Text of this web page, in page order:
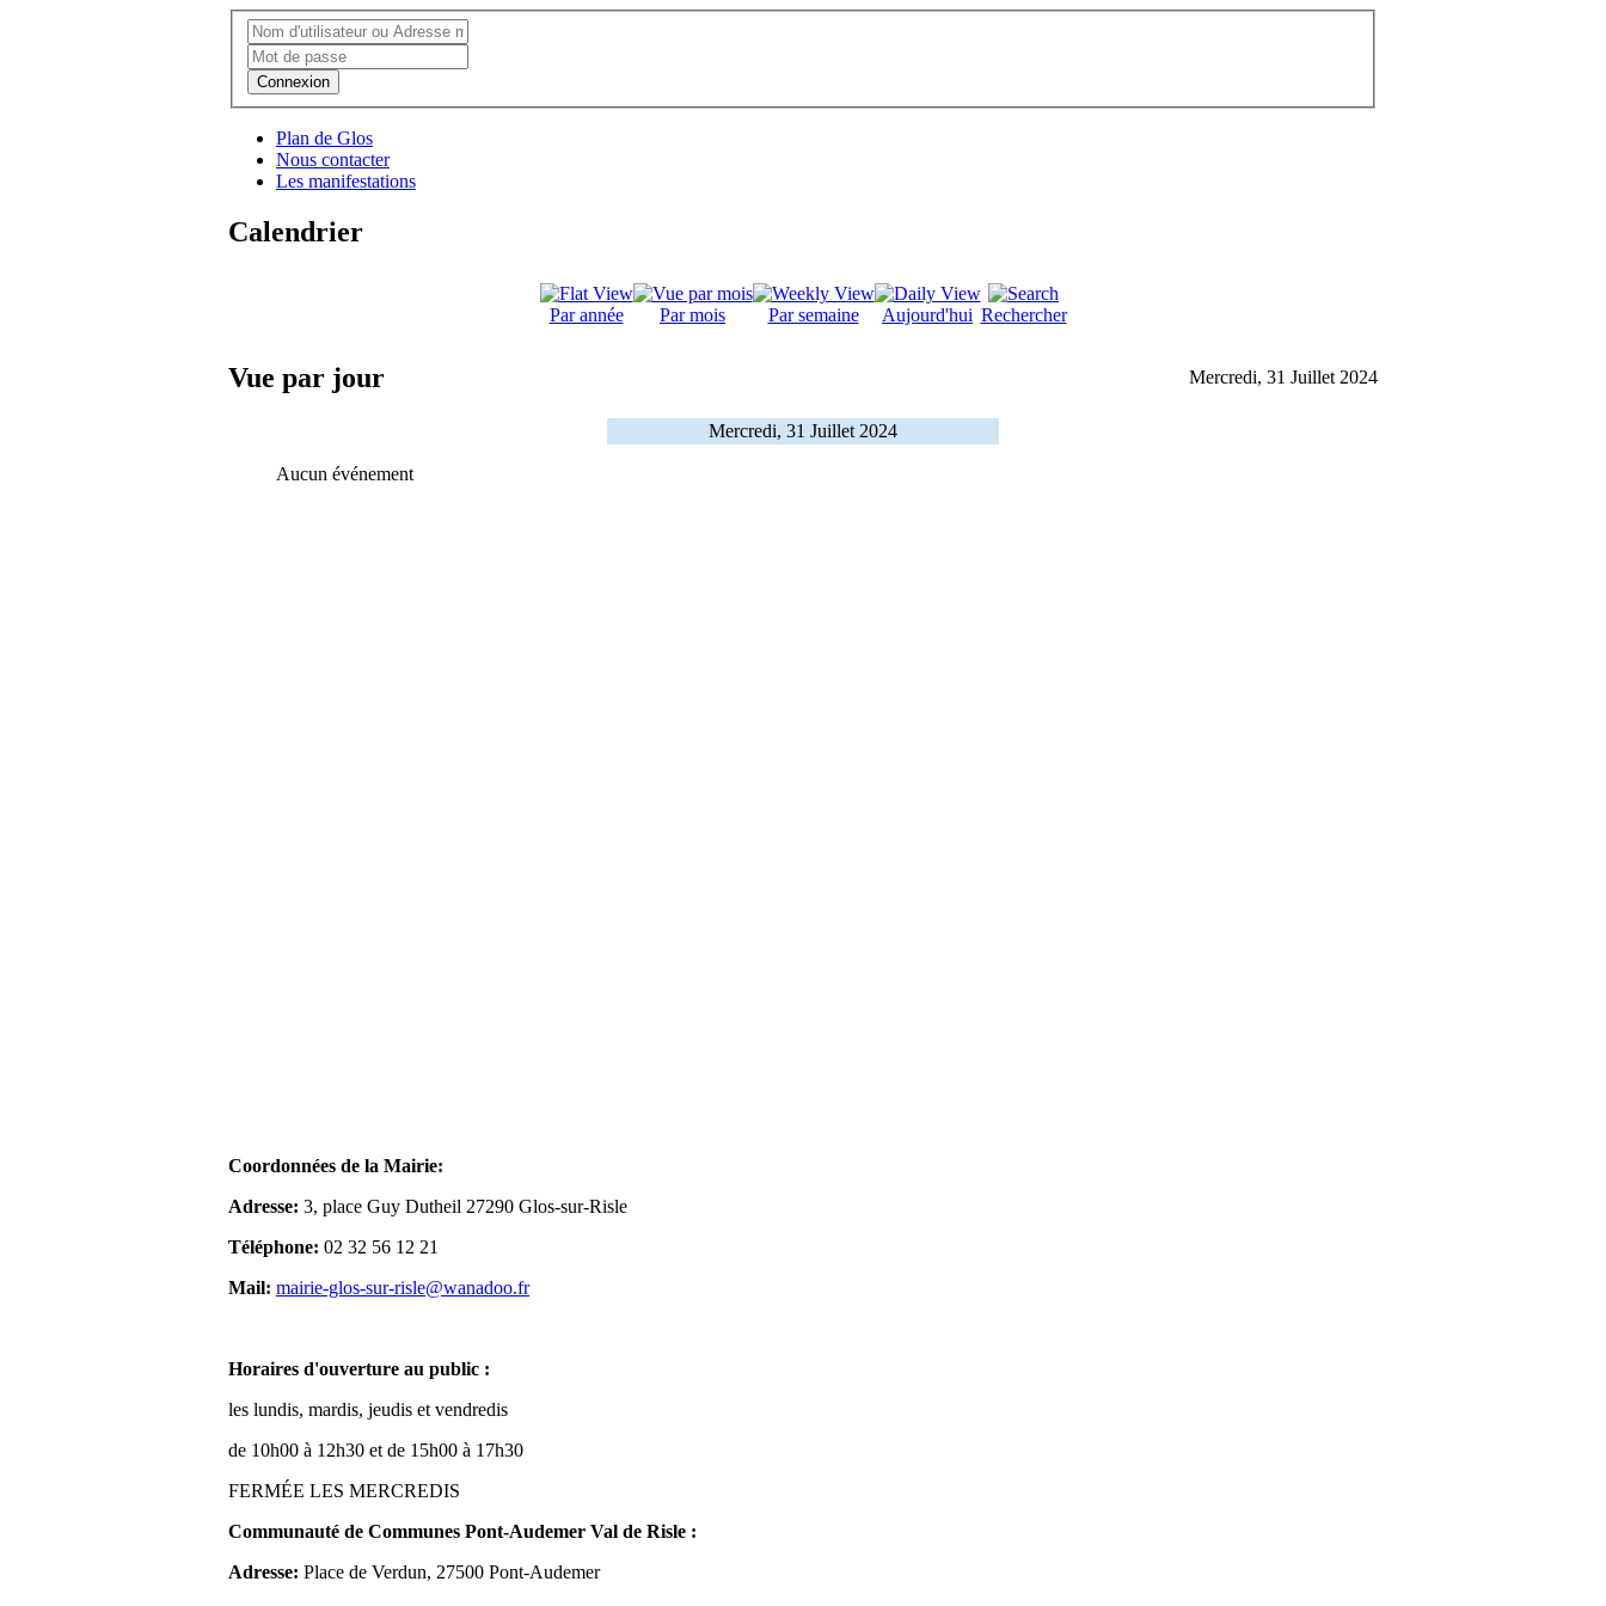
Connexion
Plan de Glos
Nous contacter
Les manifestations
Calendrier
Par année Par mois Par semaine Aujourd'hui Rechercher
Vue par jour Mercredi, 31 Juillet 2024
Mercredi, 31 Juillet 2024
Aucun événement
Coordonnées de la Mairie:
Adresse: 3, place Guy Dutheil 27290 Glos-sur-Risle
Téléphone: 02 32 56 12 21
Mail: mairie-glos-sur-risle@wanadoo.fr
Horaires d'ouverture au public :
les lundis, mardis, jeudis et vendredis
de 10h00 à 12h30 et de 15h00 à 17h30
FERMÉE LES MERCREDIS
Communauté de Communes Pont-Audemer Val de Risle :
Adresse: Place de Verdun, 27500 Pont-Audemer